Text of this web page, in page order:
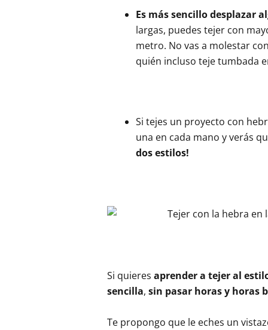
Es más sencillo desplazar
largas, puedes tejer con
metro. No vas a molestar
quién incluso teje tumbada
Si tejes un proyecto con
una en cada mano y verás
dos estilos!
Si quieres aprender a tejer al
sencilla, sin pasar horas y horas
Te propongo que le eches un